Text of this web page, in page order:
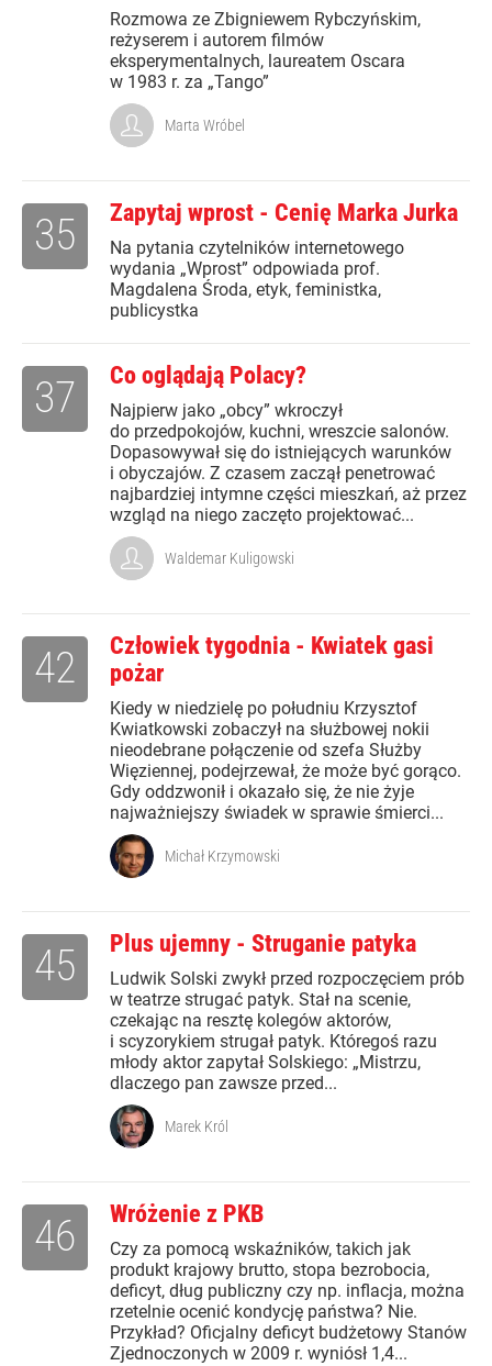
Rozmowa ze Zbigniewem Rybczyńskim,
reżyserem i autorem filmów
eksperymentalnych, laureatem Oscara
w 1983 r. za „Tango”
Marta Wróbel
Zapytaj wprost - Cenię Marka Jurka
Na pytania czytelników internetowego
wydania „Wprost” odpowiada prof.
Magdalena Środa, etyk, feministka,
publicystka
35
Co oglądają Polacy?
Najpierw jako „obcy” wkroczył
do przedpokojów, kuchni, wreszcie salonów.
Dopasowywał się do istniejących warunków
i obyczajów. Z czasem zaczął penetrować
najbardziej intymne części mieszkań, aż przez
wzgląd na niego zaczęto projektować...
37
Waldemar Kuligowski
Człowiek tygodnia - Kwiatek gasi
pożar
Kiedy w niedzielę po południu Krzysztof
Kwiatkowski zobaczył na służbowej nokii
nieodebrane połączenie od szefa Służby
Więziennej, podejrzewał, że może być gorąco.
Gdy oddzwonił i okazało się, że nie żyje
najważniejszy świadek w sprawie śmierci...
42
Michał Krzymowski
Plus ujemny - Struganie patyka
Ludwik Solski zwykł przed rozpoczęciem prób
w teatrze strugać patyk. Stał na scenie,
czekając na resztę kolegów aktorów,
i scyzorykiem strugał patyk. Któregoś razu
młody aktor zapytał Solskiego: „Mistrzu,
dlaczego pan zawsze przed...
45
Marek Król
Wróżenie z PKB
Czy za pomocą wskaźników, takich jak
produkt krajowy brutto, stopa bezrobocia,
deficyt, dług publiczny czy np. inflacja, można
rzetelnie ocenić kondycję państwa? Nie.
Przykład? Oficjalny deficyt budżetowy Stanów
Zjednoczonych w 2009 r. wyniósł 1,4...
46